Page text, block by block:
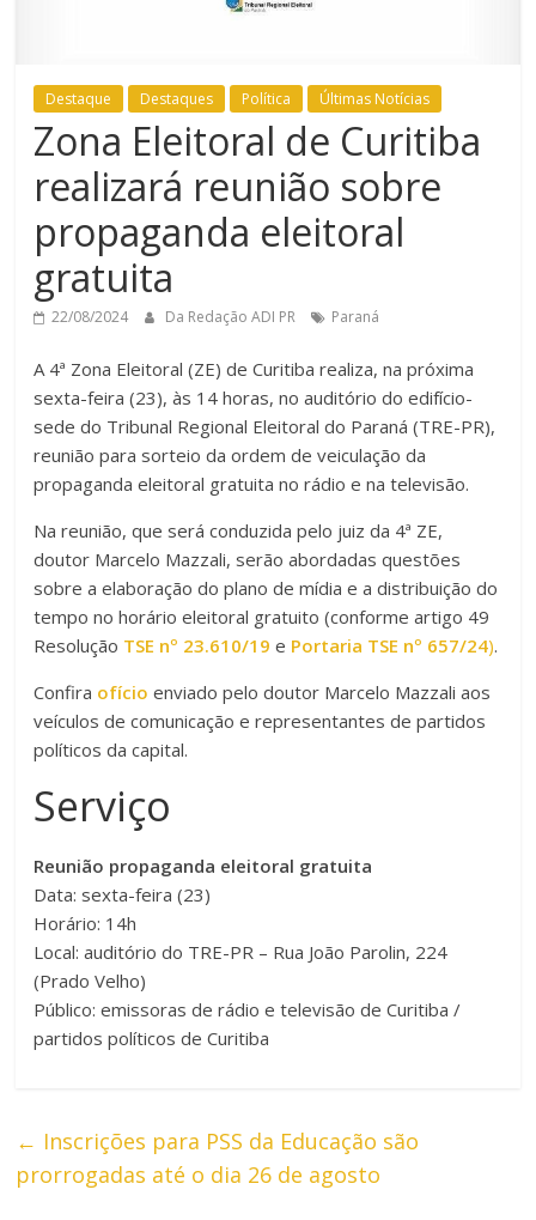
Destaque Destaques Política Últimas Notícias
Zona Eleitoral de Curitiba
realizará reunião sobre
propaganda eleitoral
gratuita
22/08/2024 Da Redação ADI PR Paraná
A 4ª Zona Eleitoral (ZE) de Curitiba realiza, na próxima
sexta-feira (23), às 14 horas, no auditório do edifício-
sede do Tribunal Regional Eleitoral do Paraná (TRE-PR),
reunião para sorteio da ordem de veiculação da
propaganda eleitoral gratuita no rádio e na televisão.
Na reunião, que será conduzida pelo juiz da 4ª ZE,
doutor Marcelo Mazzali, serão abordadas questões
sobre a elaboração do plano de mídia e a distribuição do
tempo no horário eleitoral gratuito (conforme artigo 49
Resolução TSE nº 23.610/19 e Portaria TSE nº 657/24).
Confira ofício enviado pelo doutor Marcelo Mazzali aos
veículos de comunicação e representantes de partidos
políticos da capital.
Serviço
Reunião propaganda eleitoral gratuita
Data: sexta-feira (23)
Horário: 14h
Local: auditório do TRE-PR – Rua João Parolin, 224
(Prado Velho)
Público: emissoras de rádio e televisão de Curitiba /
partidos políticos de Curitiba
← Inscrições para PSS da Educação são
prorrogadas até o dia 26 de agosto